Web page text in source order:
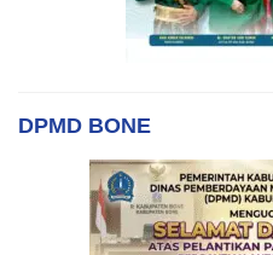
DPMD BONE